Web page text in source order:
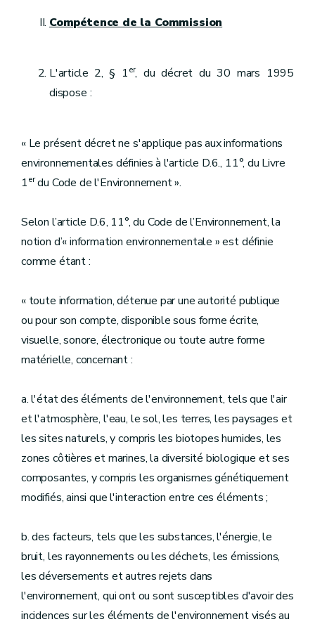
Compétence de la Commission
L'article 2, § 1er, du décret du 30 mars 1995
dispose :
« Le présent décret ne s'applique pas aux informations
environnementales définies à l'article D.6., 11°, du Livre
1erdu Code de l'Environnement ».
Selon l’article D.6, 11°, du Code de l’Environnement, la
notion d’« information environnementale » est définie
comme étant :
« toute information, détenue par une autorité publique
ou pour son compte, disponible sous forme écrite,
visuelle, sonore, électronique ou toute autre forme
matérielle, concernant :
a. l'état des éléments de l'environnement, tels que l'air
et l'atmosphère, l'eau, le sol, les terres, les paysages et
les sites naturels, y compris les biotopes humides, les
zones côtières et marines, la diversité biologique et ses
composantes, y compris les organismes génétiquement
modifiés, ainsi que l'interaction entre ces éléments ;
b. des facteurs, tels que les substances, l'énergie, le
bruit, les rayonnements ou les déchets, les émissions,
les déversements et autres rejets dans
l'environnement, qui ont ou sont susceptibles d'avoir des
incidences sur les éléments de l'environnement visés au